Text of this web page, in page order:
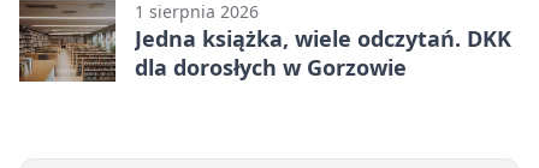
1 sierpnia 2026
Jedna książka, wiele odczytań. DKK
dla dorosłych w Gorzowie